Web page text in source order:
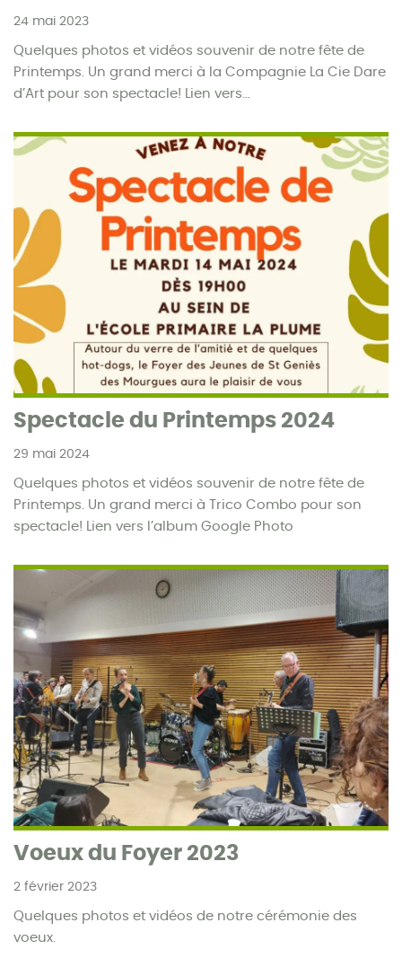
24 mai 2023
Quelques photos et vidéos souvenir de notre fête de
Printemps. Un grand merci à la Compagnie La Cie Dare
d’Art pour son spectacle! Lien vers…
Spectacle du Printemps 2024
29 mai 2024
Quelques photos et vidéos souvenir de notre fête de
Printemps. Un grand merci à Trico Combo pour son
spectacle! Lien vers l’album Google Photo
Voeux du Foyer 2023
2 février 2023
Quelques photos et vidéos de notre cérémonie des
voeux.